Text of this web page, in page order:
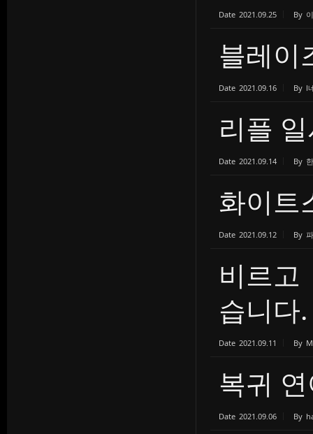
Date 2021.09.25 By
블레이
Date 2021.09.16 By l
리플
Date 2021.09.14 By
화이트
Date 2021.09.12 By
비르
습니다.
Date 2021.09.11 By
복귀
Date 2021.09.06 By